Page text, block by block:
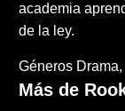
academia
de la ley.
Géneros Drama
Más de